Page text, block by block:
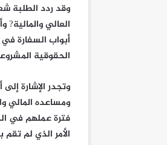
وقد ردد الطلبة
العالي
أبواب السفارة
الحقوقية
وتجدر الإشارة
ومساعده المالي
فترة عملهم في
الأمر الذي لم